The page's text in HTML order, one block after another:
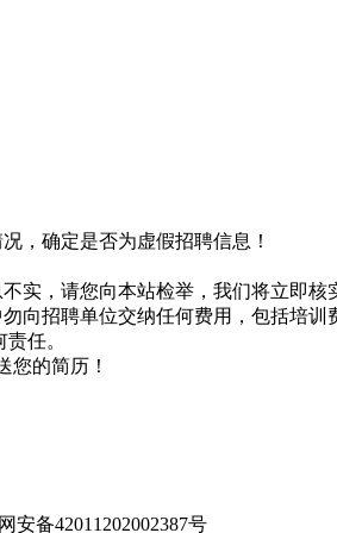
，确定是否为虚假招聘信息！
实，请您向本站检举，我们将立即核
向招聘单位交纳任何费用，包括培训
任。
您的简历！
安备42011202002387号